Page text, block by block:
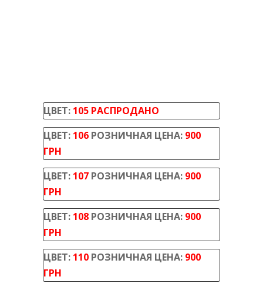
ЦВЕТ: 105РАСПРОДАНО
ЦВЕТ: 106 РОЗНИЧНАЯ ЦЕНА: 900
ГРН
ЦВЕТ: 107 РОЗНИЧНАЯ ЦЕНА: 900
ГРН
ЦВЕТ: 108 РОЗНИЧНАЯ ЦЕНА: 900
ГРН
ЦВЕТ: 110 РОЗНИЧНАЯ ЦЕНА: 900
ГРН